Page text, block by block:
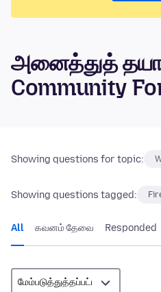
அனைத்துத்
Community
Showing questions for topic:
Showing questions tagged:
All கவனம் தேவை Responded